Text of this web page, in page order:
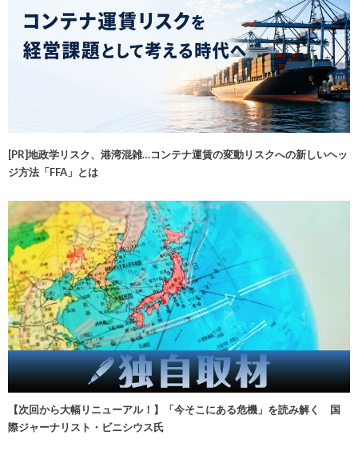
[PR]地政学リスク、港湾混雑…コンテナ運賃の変動リスクへの新しいヘッ
ジ方法「FFA」とは
【次回から大幅リニューアル！】「今そこにある危機」を読み解く 国
際ジャーナリスト・ビニシウス氏